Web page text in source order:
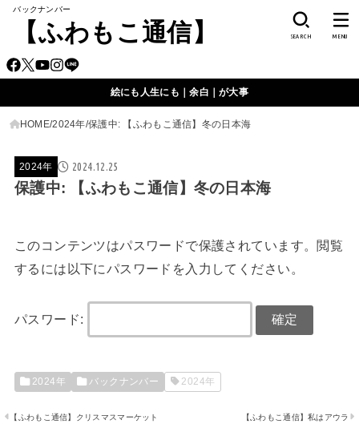
バックナンバー
【ふわもこ通信】 SEARCH MENU
絵にも人生にも｜余白｜が大事
HOME 2024年 保護中: 【ふわもこ通信】冬の日本海
2024年 2024.12.25
保護中: 【ふわもこ通信】冬の日本海
このコンテンツはパスワードで保護されています。閲覧
するには以下にパスワードを入力してください。
パスワード:
2024年 バックナンバー 2024年
【ふわもこ通信】クリスマスマーケット 【ふわもこ通信】私はアウラ